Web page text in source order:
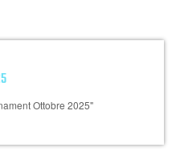
Ottobre 2025"